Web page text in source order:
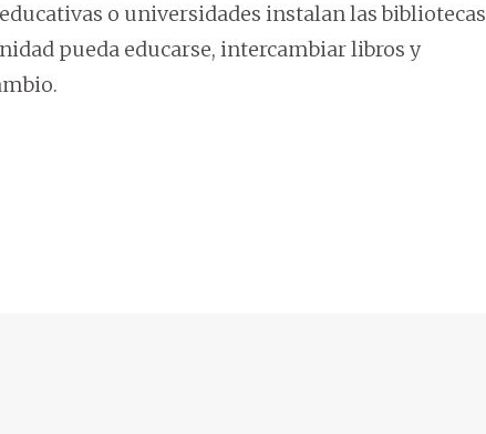
o universidades instalan las bibliotecas
pueda educarse, intercambiar libros y